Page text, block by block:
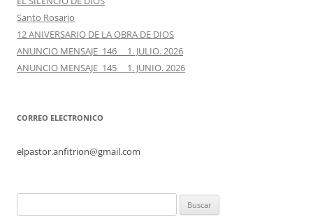
Santo Rosario
12 ANIVERSARIO DE LA OBRA DE DIOS
ANUNCIO MENSAJE 146 1. JULIO. 2026
ANUNCIO MENSAJE 145 1. JUNIO. 2026
CORREO ELECTRONICO
elpastor.anfitrion@gmail.com